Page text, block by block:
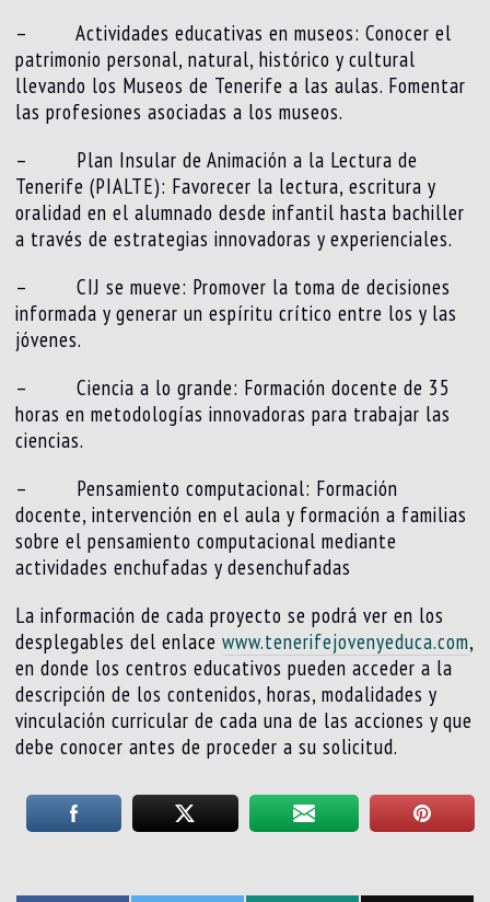
– Actividades educativas en museos: Conocer el
patrimonio personal, natural, histórico y cultural
llevando los Museos de Tenerife a las aulas. Fomentar
las profesiones asociadas a los museos.
– Plan Insular de Animación a la Lectura de
Tenerife (PIALTE): Favorecer la lectura, escritura y
oralidad en el alumnado desde infantil hasta bachiller
a través de estrategias innovadoras y experienciales.
– CIJ se mueve: Promover la toma de decisiones
informada y generar un espíritu crítico entre los y las
jóvenes.
– Ciencia a lo grande: Formación docente de 35
horas en metodologías innovadoras para trabajar las
ciencias.
– Pensamiento computacional: Formación
docente, intervención en el aula y formación a familias
sobre el pensamiento computacional mediante
actividades enchufadas y desenchufadas
La información de cada proyecto se podrá ver en los
desplegables del enlacewww.tenerifejovenyeduca.com,
en donde los centros educativos pueden acceder a la
descripción de los contenidos, horas, modalidades y
vinculación curricular de cada una de las acciones y que
debe conocer antes de proceder a su solicitud.